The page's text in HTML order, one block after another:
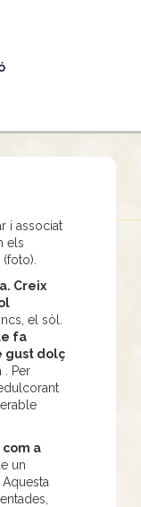
i associat
els
(foto).
Creix
el sòl.
fa
gust dolç
. Per
a
un